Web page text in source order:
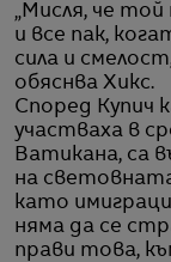
„Мисля, че
и все пак,
сила и
обяснва Хикс.
Според Купич
участваха в
Ватикана, са
на
като
няма да се
прави това,